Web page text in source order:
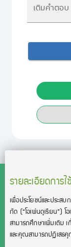
เติมคำตอบ
รายละเอียดการ
เพื่อประโยชน์และประส
กัด (“โอเพ่นดูเรียน”)โ
สามารถศึกษาเพิ่มเติม
และคุณสามารถปฏิเสธ
สงวนลิขสิทธิ์โดย
TOEIC® and